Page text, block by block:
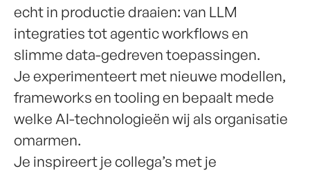
echt in productie draaien: van LLM
integraties tot agentic workflows en
slimme data-gedreven toepassingen.
Je experimenteert met nieuwe modellen,
frameworks en tooling en bepaalt mede
welke AI-technologieën wij als organisatie
omarmen.
Je inspireert je collega’s met je